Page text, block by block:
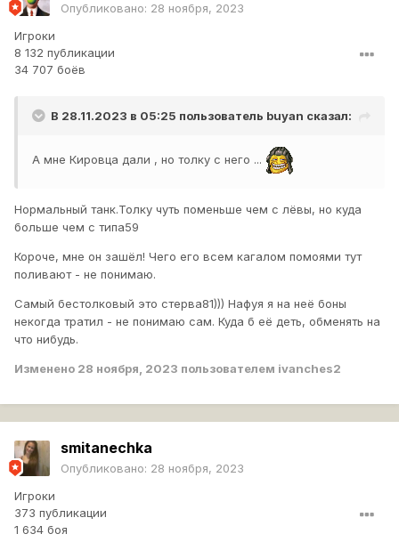
Опубликовано: 28 ноября, 2023
Игроки
8 132 публикации
34 707 боёв
В 28.11.2023 в 05:25 пользователь buyan сказал:
А мне Кировца дали , но толку с него ...
Нормальный танк.Толку чуть поменьше чем с лёвы, но куда
больше чем с типа59
Короче, мне он зашёл! Чего его всем кагалом помоями тут
поливают - не понимаю.
Самый бестолковый это стерва81))) Нафуя я на неё боны
некогда тратил - не понимаю сам. Куда б её деть, обменять на
что нибудь.
Изменено 28 ноября, 2023 пользователем ivanches2
smitanechka
Опубликовано: 28 ноября, 2023
Игроки
373 публикации
1 634 боя